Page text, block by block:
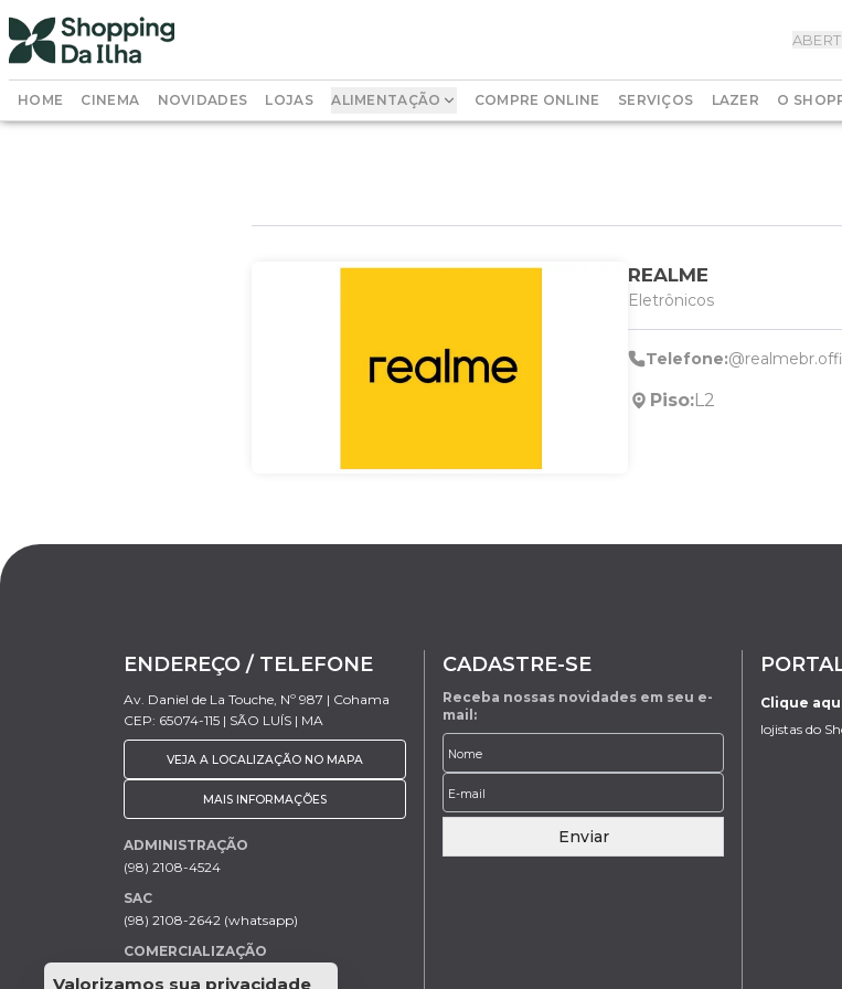
HOME CINEMA NOVIDADES LOJAS ALIMENTAÇÃO COMPRE ONLINE SERVIÇOS LAZER O
REALME
Eletrônicos
Telefone:
Piso:L2
ENDEREÇO / TELEFONE
Av. Daniel de La Touche, Nº 987 | Cohama
CEP: 65074-115 | SÃO LUÍS | MA
VEJA A LOCALIZAÇÃO NO MAPA
MAIS INFORMAÇÕES
ADMINISTRAÇÃO
(98) 2108-4524
SAC
(98) 2108-2642 (whatsapp)
COMERCIALIZAÇÃO
Rodrigo Trovão (98) 9 9154-7205
CADASTRE-SE
Receba nossas novidades em seu e-
mail:
Enviar
Clique
lojistas do
Valorizamos sua privacidade